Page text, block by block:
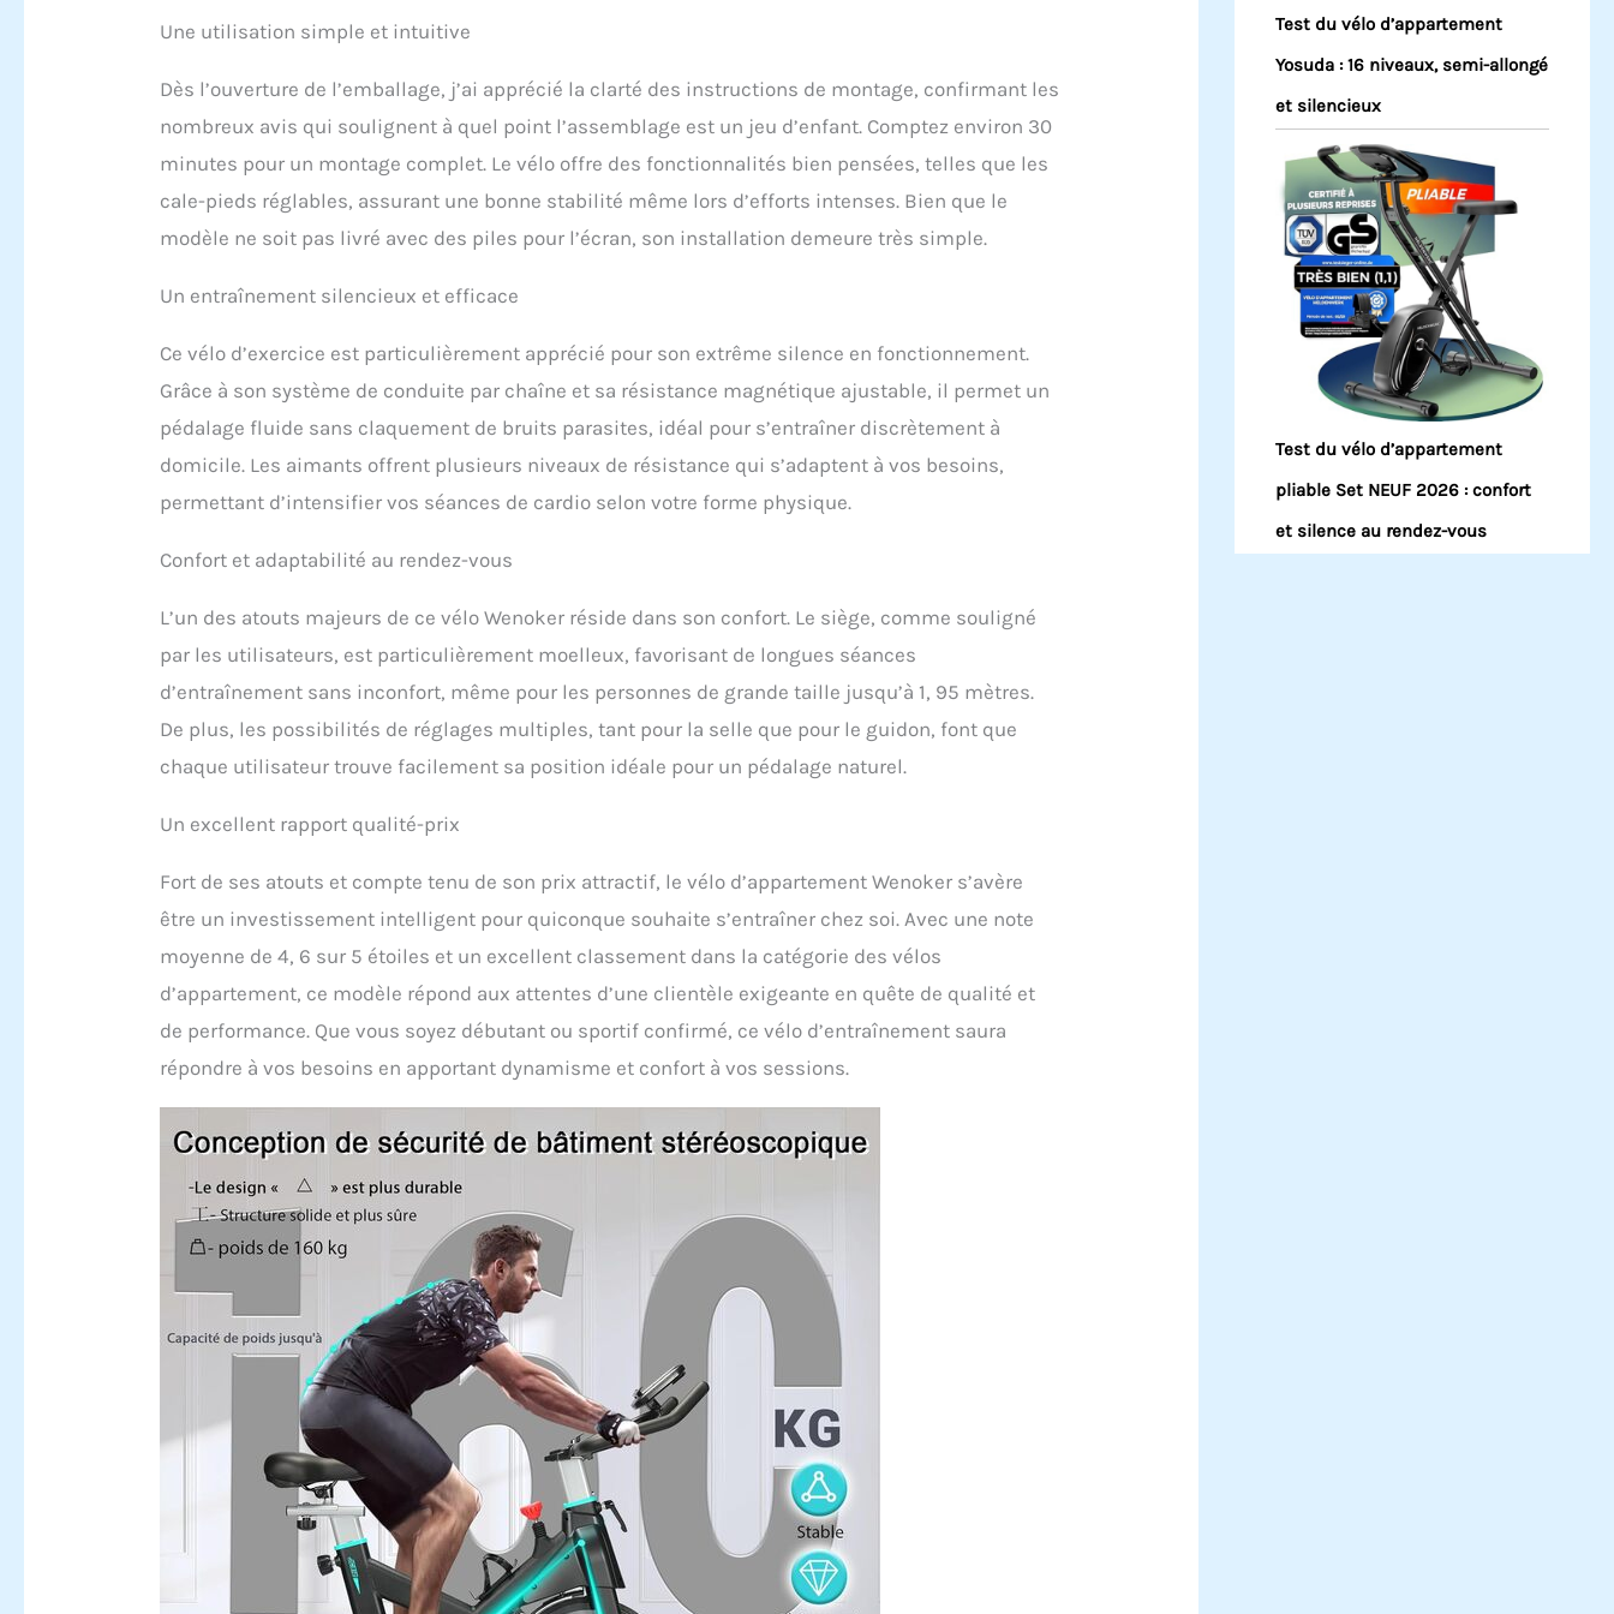
【LCD display & PAD mount】L'écran LCD du vélo d'appartement
la distance, l'odomètre et les calories brûlées. Grâce à ces fonctions,
vous pouvez reconnaître vos progrès et ajuster votre plan
d'entraînement à temps. Le support de tablette maintient votre
téléphone portable ou votre iPad en toute sécurité et vous permet de
vous divertir pendant votre entraînement. 【Créer votre plan
votre plan d'entraînement à temps peut offrir plusieurs avantages. Il
impact qui peut aider à réduire le stress et l'anxiété, à améliorer
l'humeur et à renforcer la confiance en soi. [Garantie Sans Tracas]:Si
vous n'êtes pas satisfait de votre vélo d'appartement, n'hésitez pas à
nous contacter car nous sommes toujours derrière vous. N'hésitez
pas à nous contacter sur la page d'identification de la commande.
Une utilisation simple et intuitive
Dès l’ouverture de l’emballage, j’ai apprécié la clarté des instructions de montage, confirmant les
nombreux avis qui soulignent à quel point l’assemblage est un jeu d’enfant. Comptez environ 30
minutes pour un montage complet. Le vélo offre des fonctionnalités bien pensées, telles que les
cale-pieds réglables, assurant une bonne stabilité même lors d’efforts intenses. Bien que le
modèle ne soit pas livré avec des piles pour l’écran, son installation demeure très simple.
Un entraînement silencieux et efficace
Ce vélo d’exercice est particulièrement apprécié pour son extrême silence en fonctionnement.
Grâce à son système de conduite par chaîne et sa résistance magnétique ajustable, il permet un
pédalage fluide sans claquement de bruits parasites, idéal pour s’entraîner discrètement à
domicile. Les aimants offrent plusieurs niveaux de résistance qui s’adaptent à vos besoins,
permettant d’intensifier vos séances de cardio selon votre forme physique.
Confort et adaptabilité au rendez-vous
L’un des atouts majeurs de ce vélo Wenoker réside dans son confort. Le siège, comme souligné
par les utilisateurs, est particulièrement moelleux, favorisant de longues séances
d’entraînement sans inconfort, même pour les personnes de grande taille jusqu’à 1, 95 mètres.
De plus, les possibilités de réglages multiples, tant pour la selle que pour le guidon, font que
chaque utilisateur trouve facilement sa position idéale pour un pédalage naturel.
Un excellent rapport qualité-prix
Fort de ses atouts et compte tenu de son prix attractif, le vélo d’appartement Wenoker s’avère
être un investissement intelligent pour quiconque souhaite s’entraîner chez soi. Avec une note
moyenne de 4, 6 sur 5 étoiles et un excellent classement dans la catégorie des vélos
d’appartement, ce modèle répond aux attentes d’une clientèle exigeante en quête de qualité et
de performance. Que vous soyez débutant ou sportif confirmé, ce vélo d’entraînement saura
répondre à vos besoins en apportant dynamisme et confort à vos sessions.
Test du vélo d’appartement
Yosuda : 16 niveaux, semi-allongé
et silencieux
Test du vélo d’appartement
pliable Set NEUF 2026 : confort
et silence au rendez-vous